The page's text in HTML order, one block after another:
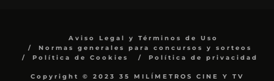
Aviso Legal y Términos de Uso
Normas generales para concursos y sorteos
Política de Cookies
Política de privacidad
Copyright © 2023 35 MILÍMETROS CINE Y TV